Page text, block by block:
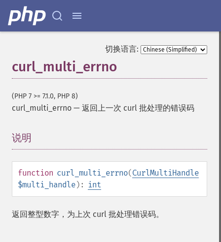
切换语言:
curl_multi_errno
(PHP 7 >= 7.1.0, PHP 8)
curl_multi_errno — 返回上一次 curl 批处理的错误码
说明
function curl_multi_errno(CurlMultiHandle
$multi_handle): int
返回整型数字，为上次 curl 批处理错误码。